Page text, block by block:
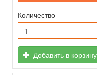
Количество
Добавить в корзину